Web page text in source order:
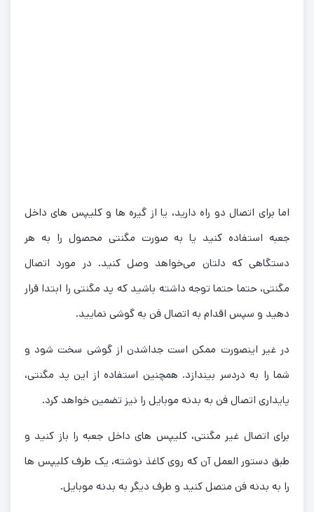
اما برای اتصال دو راه دارید، یا از گیره ها و کلیپس های داخل
جعبه استفاده کنید یا به صورت مگنتی محصول را به هر
دستگاهی که دلتان می‌خواهد وصل کنید. در مورد اتصال
مگنتی، حتما حتما توجه داشته باشید که پد مگنتی را ابتدا قرار
دهید و سپس اقدام به اتصال فن به گوشی نمایید.
در غیر اینصورت ممکن است جداشدن از گوشی سخت شود و
شما را به دردسر بیندازد. همچنین استفاده از این پد مگنتی،
پایداری اتصال فن به بدنه موبایل را نیز تضمین خواهد کرد.
برای اتصال غیر مگنتی، کلیپس های داخل جعبه را باز کنید و
طبق دستور العمل آن که روی کاغذ نوشته، یک طرف کلیپس ها
را به بدنه فن متصل کنید و طرف دیگر به بدنه موبایل.